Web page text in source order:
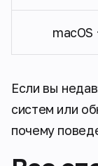
Если вы
систем или
почему